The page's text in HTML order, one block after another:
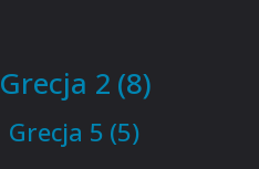
Grecja 2 (8)
Grecja 5 (5)